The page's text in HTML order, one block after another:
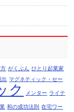
がくぶん ひとり起業家
出 マグネティック・セー
ク メンター ライテ
和の成功法則 在宅ワー